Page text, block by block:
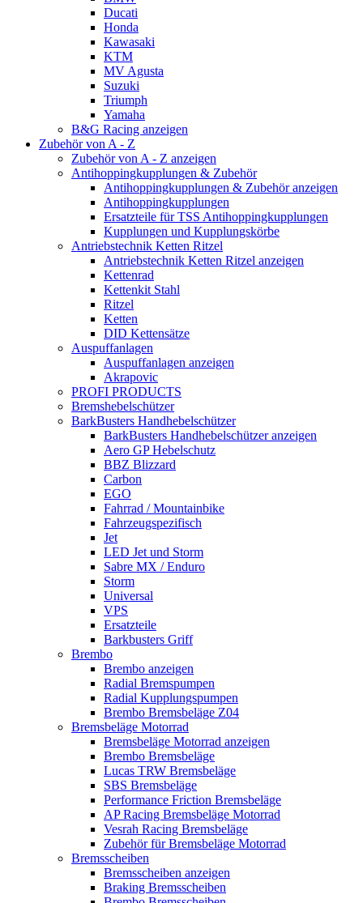
Ducati
Honda
Kawasaki
KTM
MV Agusta
Suzuki
Triumph
Yamaha
B&G Racing anzeigen
Zubehör von A - Z
Zubehör von A - Z anzeigen
Antihoppingkupplungen & Zubehör
Antihoppingkupplungen & Zubehör anzeigen
Antihoppingkupplungen
Ersatzteile für TSS Antihoppingkupplungen
Kupplungen und Kupplungskörbe
Antriebstechnik Ketten Ritzel
Antriebstechnik Ketten Ritzel anzeigen
Kettenrad
Kettenkit Stahl
Ritzel
Ketten
DID Kettensätze
Auspuffanlagen
Auspuffanlagen anzeigen
Akrapovic
PROFI PRODUCTS
Bremshebelschützer
BarkBusters Handhebelschützer
BarkBusters Handhebelschützer anzeigen
Aero GP Hebelschutz
BBZ Blizzard
Carbon
EGO
Fahrrad / Mountainbike
Fahrzeugspezifisch
Jet
LED Jet und Storm
Sabre MX / Enduro
Storm
Universal
VPS
Ersatzteile
Barkbusters Griff
Brembo
Brembo anzeigen
Radial Bremspumpen
Radial Kupplungspumpen
Brembo Bremsbeläge Z04
Bremsbeläge Motorrad
Bremsbeläge Motorrad anzeigen
Brembo Bremsbeläge
Lucas TRW Bremsbeläge
SBS Bremsbeläge
Performance Friction Bremsbeläge
AP Racing Bremsbeläge Motorrad
Vesrah Racing Bremsbeläge
Zubehör für Bremsbeläge Motorrad
Bremsscheiben
Bremsscheiben anzeigen
Braking Bremsscheiben